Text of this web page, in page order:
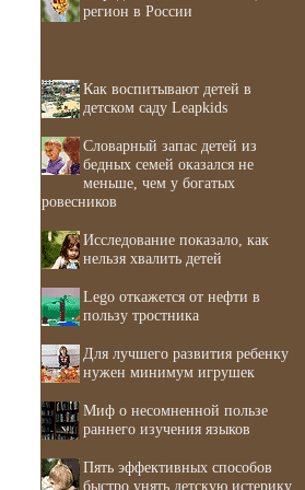
регион в России
Как воспитывают детей в
детском саду Leapkids
Словарный запас детей из
бедных семей оказался не
меньше, чем у богатых
ровесников
Исследование показало, как
нельзя хвалить детей
Lego откажется от нефти в
пользу тростника
Для лучшего развития ребенку
нужен минимум игрушек
Миф о несомненной пользе
раннего изучения языков
Пять эффективных способов
быстро унять детскую истерику